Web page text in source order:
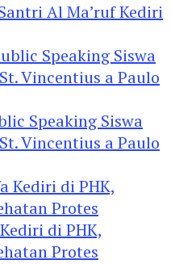
Al Ma’ruf Kediri
Speaking Siswa
Vincentius a Paulo
di PHK,
Protes